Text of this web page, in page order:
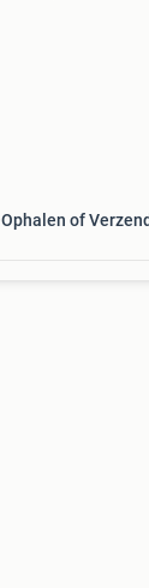
Ophalen of